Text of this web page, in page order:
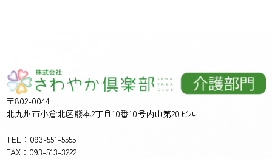
〒802-0044
北九州市小倉北区熊本2丁目10番10号内山第20ビル
TEL：093-551-5555
FAX：093-513-3222